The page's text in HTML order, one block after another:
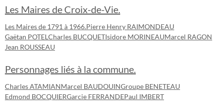
Les Maires de Croix-de-Vie.
Les Maires de 1791 à 1966.Pierre Henry RAIMONDEAU
Gaëtan POTEL Charles BUCQUETIsidore MORINEAUMarcel RAGON
Jean ROUSSEAU
Personnages liés à la commune.
Charles ATAMIANMarcel BAUDOUINGroupe BENETEAU
Edmond BOCQUIERGarcie FERRANDEPaul IMBERT